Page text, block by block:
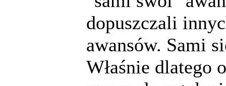
dopuszczali
awansów. Sami
Właśnie dlatego